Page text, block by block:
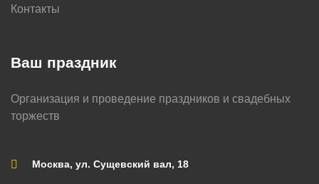
Ваш праздник
Организация и проведение праздников и свадебных
торжеств
Москва, ул. Сущевский вал, 18
Контакты